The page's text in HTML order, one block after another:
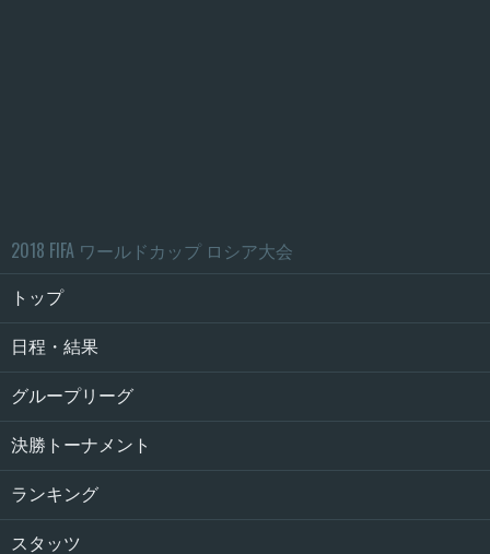
2018 FIFA ワールドカップ ロシア大会
トップ
日程・結果
グループリーグ
決勝トーナメント
ランキング
スタッツ